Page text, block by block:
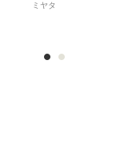
ミヤタ